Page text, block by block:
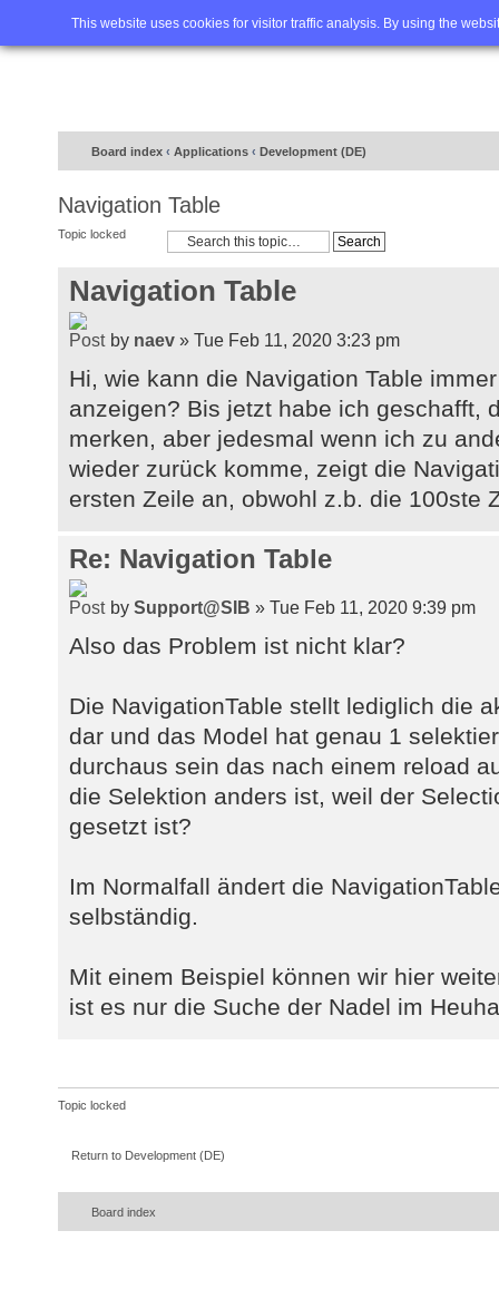
This website uses cookies for visitor traffic analysis. By using the
Home FAQ Advanced
Board index ‹ Applications ‹ Development (DE)
Navigation Table
Topic locked
Navigation Table
by naev » Tue Feb 11, 2020 3:23 pm
Hi, wie kann die Navigation Table
anzeigen? Bis jetzt habe ich geschafft,
merken, aber jedesmal wenn ich zu
wieder zurück komme, zeigt die
ersten Zeile an, obwohl z.b. die 100ste
Re: Navigation Table
by Support@SIB » Tue Feb 11, 2020 9:39 pm
Also das Problem ist nicht klar?
Die NavigationTable stellt lediglich die
dar und das Model hat genau 1
durchaus sein das nach einem reload
die Selektion anders ist, weil der
gesetzt ist?
Im Normalfall ändert die
selbständig.
Mit einem Beispiel können wir hier
ist es nur die Suche der Nadel im
Topic locked
Return to Development (DE)
Board index